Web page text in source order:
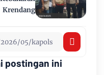
Krendang
postingan ini